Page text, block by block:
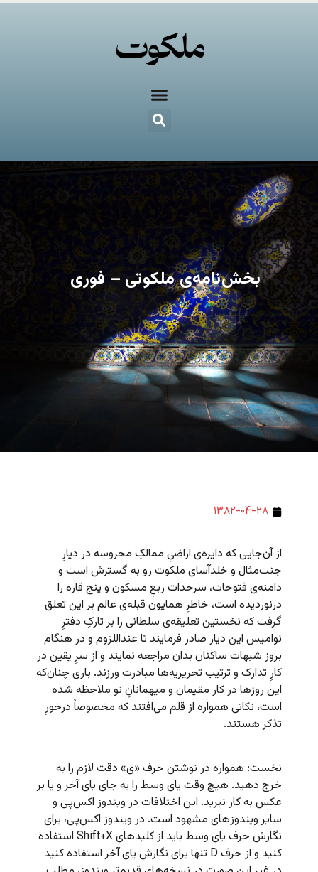
بخش‌نامه‌ی ملکوتی – فوری
۱۳۸۲-۰۴-۲۸
از آن‌جایی که دایره‌ی اراضیِ ممالکِ محروسه‌ در دیارِ
جنت‌مثال و خلدآسای ملکوت رو به گسترش است و
دامنه‌ی فتوحات، سرحدات ربعِ مسکون و پنج قاره را
درنوردیده است، خاطرِ همایون قبله‌ی عالم بر این تعلق
گرفت که نخستین تعلیقه‌ی سلطانی را بر تارکِ دفترِ
نوامیس این دیار صادر فرمایند تا عنداللزوم و در هنگام
بروز شبهات ساکنان بدان مراجعه نمایند و از سرِ یقین در
کارِ تدارک و ترتیب تحریریه‌ها مبادرت ورزند. باری چنان‌که
این روزها در کار مقیمان و میهمانانِ نو ملاحظه شده
است، نکاتی همواره از قلم می‌افتند که مخصوصاً درخورِ
تذکر هستند.
نخست: همواره در نوشتن حرف «ی» دقت لازم را به
خرج دهید. هیچ وقت یای وسط را به جای یای آخر و یا بر
عکس به کار نبرید. این اختلافات در ویندوز اکس‌‌پی و
سایر ویندوز‌های مشهود است. در ویندوز اکس‌پی، برای
نگارش حرف یای وسط باید از کلیدهای Shift+X استفاده
کنید و از حرف D تنها برای نگارش یای آخر استفاده کنید